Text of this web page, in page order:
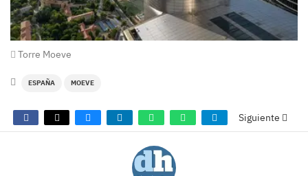
Torre Moeve
ESPAÑA MOEVE
Siguiente